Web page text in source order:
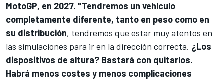
MotoGP, en 2027. "Tendremos un vehículo
completamente diferente, tanto en peso como en
su distribución, tendremos que estar muy atentos en
las simulaciones para ir en la dirección correcta. ¿Los
dispositivos de altura? Bastará con quitarlos.
Habrá menos costes y menos complicaciones